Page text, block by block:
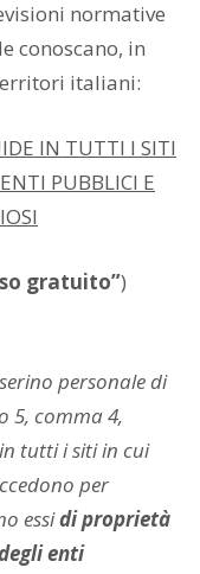
normative
conoscano, in
italiani:
IN TUTTI I SITI
PUBBLICI E
gratuito”)
personale di
5, comma 4,
tutti i siti in cui
per
essidi proprietà
enti